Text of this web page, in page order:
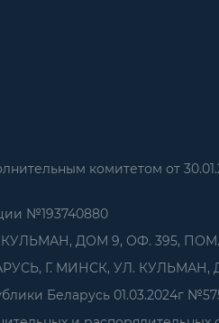
комитетом от
№193740880
ДОМ 9, ОФ. 395, ПОМ.,
Г. МИНСК, УЛ. КУЛЬМАН,
Беларусь 01.03.2024г